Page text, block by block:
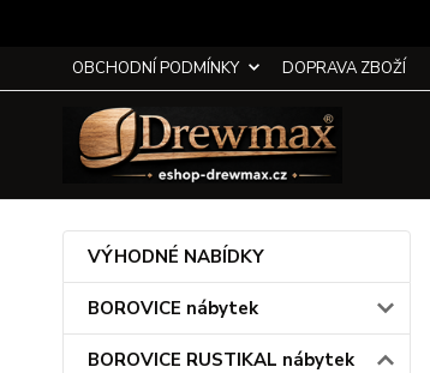
OBCHODNÍ PODMÍNKY DOPRAVA ZBOŽÍ
VÝHODNÉ NABÍDKY
BOROVICE nábytek
BOROVICE RUSTIKAL nábytek